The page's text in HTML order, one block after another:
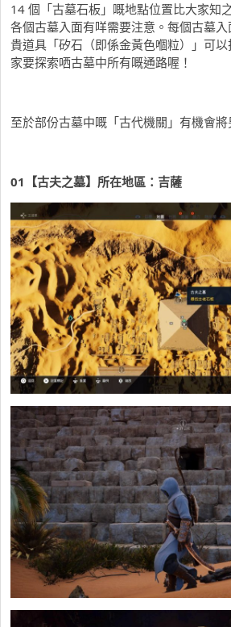
14 個「古墓石板」嘅地點位置比大家知
各個古墓入面有咩需要注意。每個古墓
貴道具「矽石（即係金黃色嗰粒）」可
家要探索哂古墓中所有嘅通路喔！
至於部份古墓中嘅「古代機關」有機會將
01 【古夫之墓】所在地區：吉薩